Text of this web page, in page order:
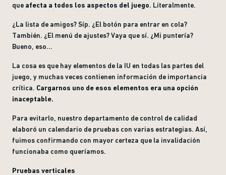
que afecta a todos los aspectos del juego. Literalmente.
¿La lista de amigos? Síp. ¿El botón para entrar en cola?
También. ¿El menú de ajustes? Vaya que sí. ¿Mi puntería?
Bueno, eso...
La cosa es que hay elementos de la IU en todas las partes del
juego, y muchas veces contienen información de importancia
crítica. Cargarnos uno de esos elementos era una opción
inaceptable.
Para evitarlo, nuestro departamento de control de calidad
elaboró un calendario de pruebas con varias estrategias. Así,
fuimos confirmando con mayor certeza que la invalidación
funcionaba como queríamos.
Pruebas verticales